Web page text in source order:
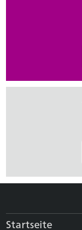
Startseite